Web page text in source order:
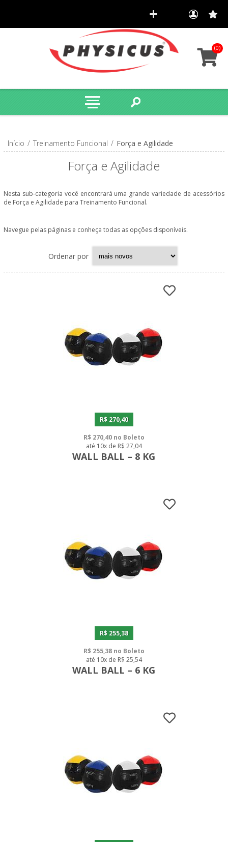
(0)
Início / Treinamento Funcional / Força e Agilidade
Força e Agilidade
Nesta sub-categoria você encontrará uma grande variedade de acessórios
de Força e Agilidade para Treinamento Funcional.
Navegue pelas páginas e conheça todas as opções disponíveis.
Ordenar por
R$ 270,40
R$ 270,40 no Boleto
até 10x de R$ 27,04
WALL BALL – 8 KG
R$ 255,38
R$ 255,38 no Boleto
até 10x de R$ 25,54
WALL BALL – 6 KG